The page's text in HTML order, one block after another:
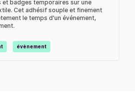
badges temporaires sur une
Cet adhésif souple et finement
le temps d'un événement,
évènement